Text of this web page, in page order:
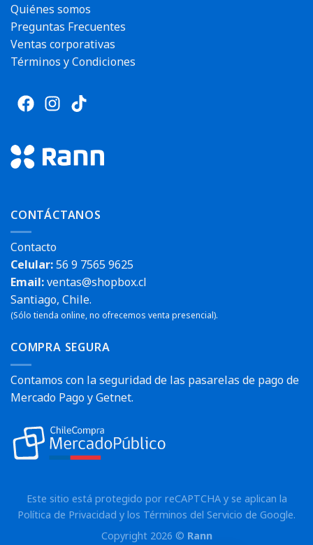
Quiénes somos
Preguntas Frecuentes
Ventas corporativas
Términos y Condiciones
CONTÁCTANOS
Contacto
Celular:56 9 7565 9625
Email:ventas@shopbox.cl
Santiago, Chile.
(Sólo tienda online, no ofrecemos venta presencial).
COMPRA SEGURA
Contamos con la seguridad de las pasarelas de pago de
Mercado Pago y Getnet.
Este sitio está protegido por reCAPTCHA y se aplican la
Política de Privacidad y los Términos del Servicio de Google.
Copyright 2026 © Rann